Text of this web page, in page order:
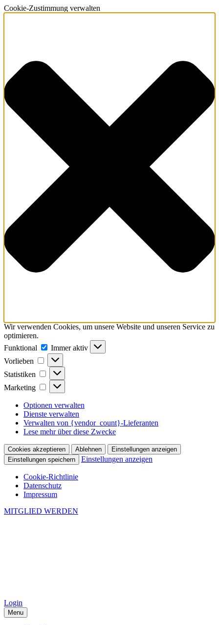
Cookie-Zustimmung verwalten
Wir verwenden Cookies, um unsere Website und unseren Service zu
optimieren.
Funktional
Funktional
Immer aktiv
Vorlieben
Vorlieben
Statistiken Statistiken
Marketing Marketing
Optionen verwalten
Dienste verwalten
Verwalten von {vendor_count}-Lieferanten
Lese mehr über diese Zwecke
Cookies akzeptieren Ablehnen
Einstellungen anzeigen
Einstellungen speichern
Einstellungen anzeigen
Cookie-Richtlinie
Datenschutz
Impressum
MITGLIED WERDEN
Login
Menu